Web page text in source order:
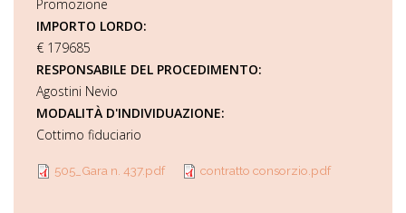
Promozione
IMPORTO LORDO:
€ 179685
RESPONSABILE DEL PROCEDIMENTO:
Agostini Nevio
MODALITÀ D'INDIVIDUAZIONE:
Cottimo fiduciario
505_Gara n. 437.pdf contratto consorzio.pdf